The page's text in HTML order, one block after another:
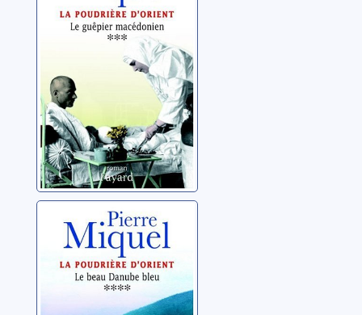
guêpier
macédonien
Miquel, Pierre
La poudrière
d'Orient: 04: Le
beau Danube
bleu
Miquel, Pierre